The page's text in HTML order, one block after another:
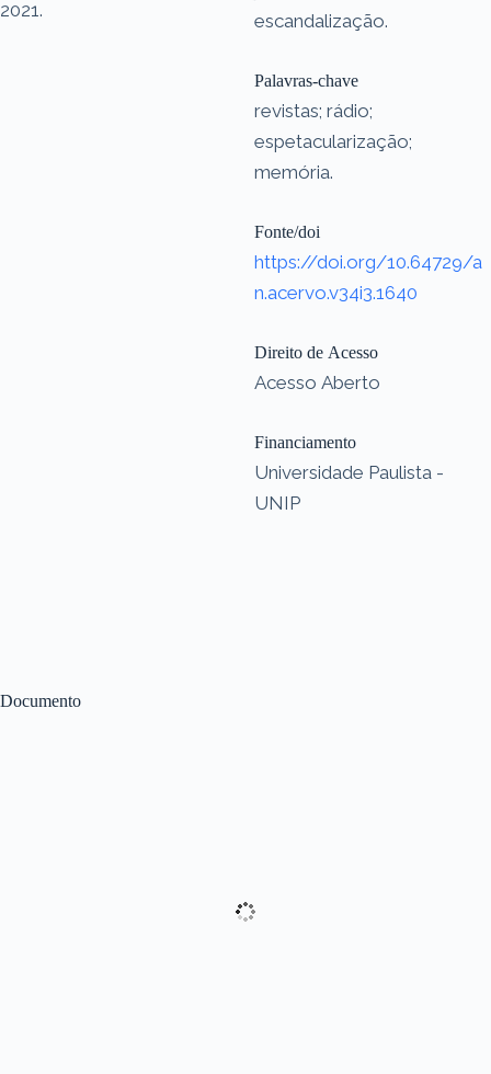
Documento
2021.
escandalização.
Palavras-chave
revistas; rádio;
espetacularização;
memória.
Fonte/doi
https://doi.org/10.64729/a
n.acervo.v34i3.1640
Direito de Acesso
Acesso Aberto
Financiamento
Universidade Paulista -
UNIP